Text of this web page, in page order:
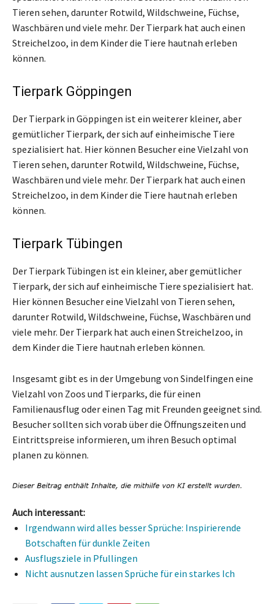
Tieren sehen, darunter Rotwild, Wildschweine, Füchse,
Waschbären und viele mehr. Der Tierpark hat auch einen
Streichelzoo, in dem Kinder die Tiere hautnah erleben
können.
Tierpark Göppingen
Der Tierpark in Göppingen ist ein weiterer kleiner, aber
gemütlicher Tierpark, der sich auf einheimische Tiere
spezialisiert hat. Hier können Besucher eine Vielzahl von
Tieren sehen, darunter Rotwild, Wildschweine, Füchse,
Waschbären und viele mehr. Der Tierpark hat auch einen
Streichelzoo, in dem Kinder die Tiere hautnah erleben
können.
Tierpark Tübingen
Der Tierpark Tübingen ist ein kleiner, aber gemütlicher
Tierpark, der sich auf einheimische Tiere spezialisiert hat.
Hier können Besucher eine Vielzahl von Tieren sehen,
darunter Rotwild, Wildschweine, Füchse, Waschbären und
viele mehr. Der Tierpark hat auch einen Streichelzoo, in
dem Kinder die Tiere hautnah erleben können.
Insgesamt gibt es in der Umgebung von Sindelfingen eine
Vielzahl von Zoos und Tierparks, die für einen
Familienausflug oder einen Tag mit Freunden geeignet sind.
Besucher sollten sich vorab über die Öffnungszeiten und
Eintrittspreise informieren, um ihren Besuch optimal
planen zu können.
Auch interessant:
Irgendwann wird alles besser Sprüche: Inspirierende
Botschaften für dunkle Zeiten
Ausflugsziele in Pfullingen
Nicht ausnutzen lassen Sprüche für ein starkes Ich